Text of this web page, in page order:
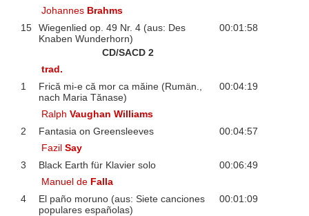
Johannes Brahms
15
Wiegenlied op. 49 Nr. 4 (aus: Des
Knaben Wunderhorn)
00:01:58
CD/SACD 2
trad.
1
Frică mi-e că mor ca măine (Rumän.,
nach Maria Tănase)
00:04:19
RalphVaughan Williams
2
Fantasia on Greensleeves
00:04:57
FazilSay
3
Black Earth für Klavier solo
00:06:49
Manuel de Falla
4
El paño moruno (aus: Siete canciones
populares españolas)
00:01:09